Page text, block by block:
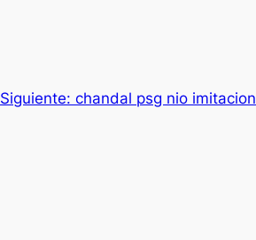
Siguiente: chandal psg nio imitacion